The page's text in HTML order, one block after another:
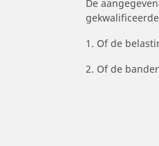
De
1. Of de
2. Of de